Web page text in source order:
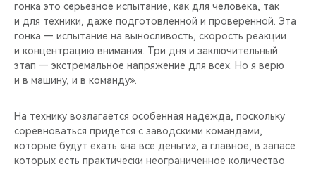
гонка это серьезное испытание, как для человека, так
и для техники, даже подготовленной и проверенной. Эта
гонка — испытание на выносливость, скорость реакции
и концентрацию внимания. Три дня и заключительный
этап — экстремальное напряжение для всех. Но я верю
и в машину, и в команду».
На технику возлагается особенная надежда, поскольку
соревноваться придется с заводскими командами,
которые будут ехать «на все деньги», а главное, в запасе
которых есть практически неограниченное количество